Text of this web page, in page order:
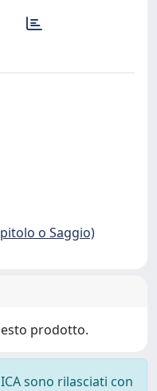
o Saggio)
prodotto.
sono rilasciati con